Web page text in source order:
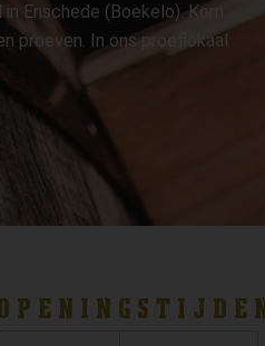
Enschede (Boekelo). Kom
proeven. In ons proeflokaal